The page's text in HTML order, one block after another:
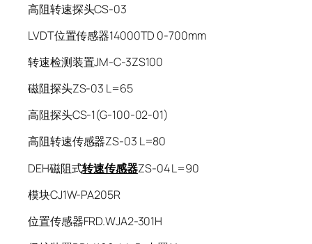
高阻转速探头CS-03
LVDT位置传感器14000TD 0-700mm
转速检测装置JM-C-3ZS100
磁阻探头ZS-03 L=65
高阻探头CS-1(G-100-02-01)
高阻转速传感器ZS-03 L=80
DEH磁阻式转速传感器ZS-04 L=90
模块CJ1W-PA205R
位置传感器FRD.WJA2-301H